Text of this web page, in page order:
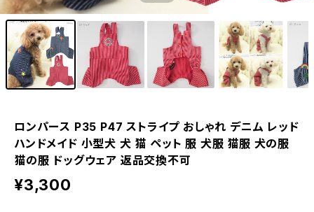
ロンパース P35 P47 ストライプ おしゃれ デニム レッド
ハンドメイド 小型犬 犬 猫 ペット 服 犬服 猫服 犬の服
猫の服 ドッグウェア 返品交換不可
¥3,300